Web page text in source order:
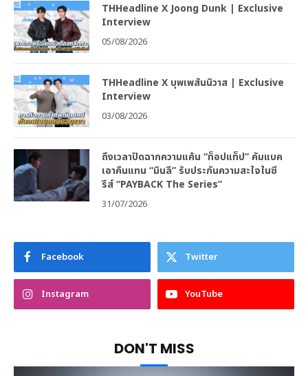
THHeadline X Joong Dunk | Exclusive
Interview
05/08/2026
THHeadline X บุพเพสันนิวาส | Exclusive
Interview
03/08/2026
ถึงเวลาปิดฉากความแค้น “ท็อปแท็ป” คัมแบค
เอาคืนแทน “มินลี” รับประกันความสะใจในซี
รีส์ “PAYBACK The Series”
31/07/2026
Facebook Twitter
Instagram YouTube
DON'T MISS